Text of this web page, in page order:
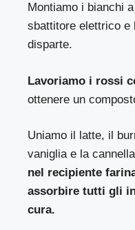
Montiamo i bianchi
sbattitore elettrico e
disparte.
Lavoriamo i rossi
ottenere un
Uniamo il latte, il
vaniglia e la
nel recipiente
assorbire tutti gli
cura.